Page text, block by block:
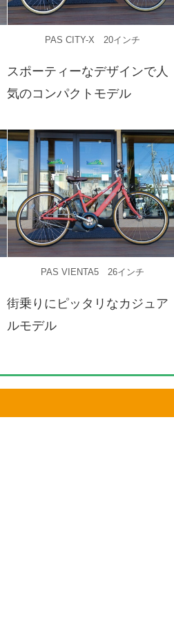
PAS CITY-X 20インチ
スポーティーなデザインで人
気のコンパクトモデル
PAS VIENTA5 26インチ
街乗りにピッタリなカジュア
ルモデル